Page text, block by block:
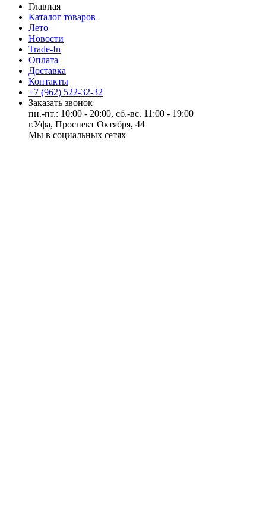
Главная
Каталог товаров
Лето
Новости
Trade-In
Оплата
Доставка
Контакты
+7 (962) 522-32-32
Заказать звонок
пн.-пт.: 10:00 - 20:00, сб.-вс. 11:00 - 19:00
г.Уфа, Проспект Октября, 44
Мы в социальных сетях